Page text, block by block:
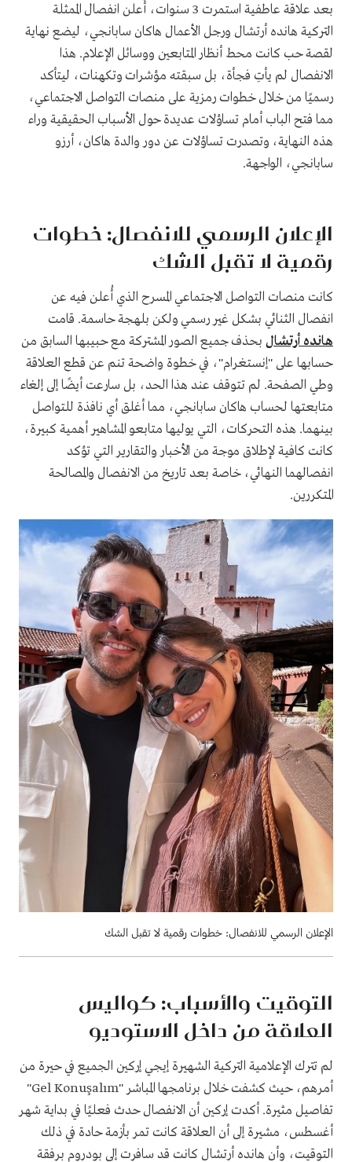
بعد علاقة عاطفية استمرت 3 سنوات، أُعلن انفصال الممثلة
التركية هانده أرتشال ورجل الأعمال هاكان سابانجي، ليضع نهاية
لقصة حب كانت محط أنظار المتابعين ووسائل الإعلام. هذا
الانفصال لم يأتِ فجأة، بل سبقته مؤشرات وتكهنات، ليتأكد
رسميًا من خلال خطوات رمزية على منصات التواصل الاجتماعي،
مما فتح الباب أمام تساؤلات عديدة حول الأسباب الحقيقية وراء
هذه النهاية، وتصدرت تساؤلات عن دور والدة هاكان، أرزو
سابانجي، الواجهة.
الإعلان الرسمي للانفصال: خطوات
رقمية لا تقبل الشك
كانت منصات التواصل الاجتماعي المسرح الذي أُعلن فيه عن
انفصال الثنائي بشكل غير رسمي ولكن بلهجة حاسمة. قامت
هانده أرتشال بحذف جميع الصور المشتركة مع حبيبها السابق من
حسابها على "إنستغرام"، في خطوة واضحة تنم عن قطع العلاقة
وطي الصفحة. لم تتوقف عند هذا الحد، بل سارعت أيضًا إلى إلغاء
متابعتها لحساب هاكان سابانجي، مما أغلق أي نافذة للتواصل
بينهما. هذه التحركات، التي يوليها متابعو المشاهير أهمية كبيرة،
كانت كافية لإطلاق موجة من الأخبار والتقارير التي تؤكد
انفصالهما النهائي، خاصة بعد تاريخ من الانفصال والمصالحة
المتكررين.
الإعلان الرسمي للانفصال: خطوات رقمية لا تقبل الشك
التوقيت والأسباب: كواليس
العلاقة من داخل الاستوديو
لم تترك الإعلامية التركية الشهيرة إيجي إركين الجميع في حيرة من
أمرهم، حيث كشفت خلال برنامجها المباشر "Gel Konuşalım"
تفاصيل مثيرة. أكدت إركين أن الانفصال حدث فعليًا في بداية شهر
أغسطس، مشيرة إلى أن العلاقة كانت تمر بأزمة حادة في ذلك
التوقيت، وأن هانده أرتشال كانت قد سافرت إلى بودروم برفقة